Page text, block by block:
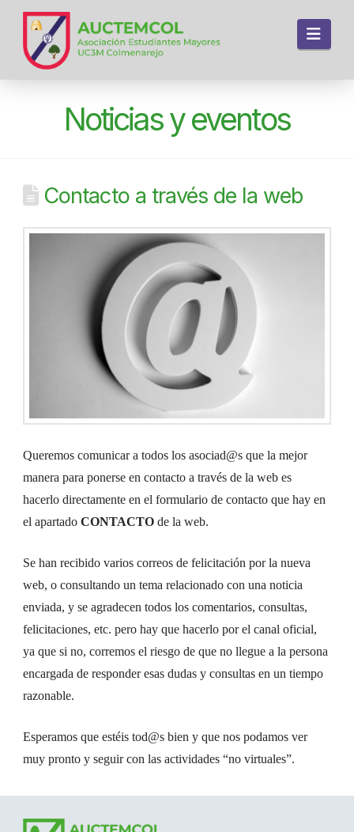
Noticias y eventos
Contacto a través de la web
Queremos comunicar a todos los asociad@s que la mejor
manera para ponerse en contacto a través de la web es
hacerlo directamente en el formulario de contacto que hay en
el apartadoCONTACTO de la web.
Se han recibido varios correos de felicitación por la nueva
web, o consultando un tema relacionado con una noticia
enviada, y se agradecen todos los comentarios, consultas,
felicitaciones, etc. pero hay que hacerlo por el canal oficial,
ya que si no, corremos el riesgo de que no llegue a la persona
encargada de responder esas dudas y consultas en un tiempo
razonable.
Esperamos que estéis tod@s bien y que nos podamos ver
muy pronto y seguir con las actividades “no virtuales”.